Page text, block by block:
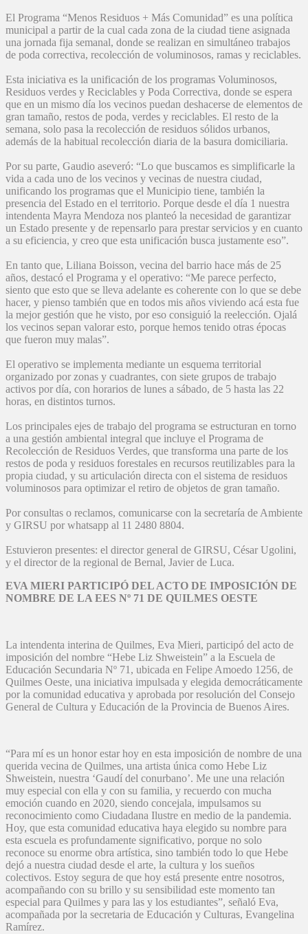
El Programa “Menos Residuos + Más Comunidad” es una política
municipal a partir de la cual cada zona de la ciudad tiene asignada
una jornada fija semanal, donde se realizan en simultáneo trabajos
de poda correctiva, recolección de voluminosos, ramas y reciclables.
Esta iniciativa es la unificación de los programas Voluminosos,
Residuos verdes y Reciclables y Poda Correctiva, donde se espera
que en un mismo día los vecinos puedan deshacerse de elementos de
gran tamaño, restos de poda, verdes y reciclables. El resto de la
semana, solo pasa la recolección de residuos sólidos urbanos,
además de la habitual recolección diaria de la basura domiciliaria.
Por su parte, Gaudio aseveró: “Lo que buscamos es simplificarle la
vida a cada uno de los vecinos y vecinas de nuestra ciudad,
unificando los programas que el Municipio tiene, también la
presencia del Estado en el territorio. Porque desde el día 1 nuestra
intendenta Mayra Mendoza nos planteó la necesidad de garantizar
un Estado presente y de repensarlo para prestar servicios y en cuanto
a su eficiencia, y creo que esta unificación busca justamente eso”.
En tanto que, Liliana Boisson, vecina del barrio hace más de 25
años, destacó el Programa y el operativo: “Me parece perfecto,
siento que esto que se lleva adelante es coherente con lo que se debe
hacer, y pienso también que en todos mis años viviendo acá esta fue
la mejor gestión que he visto, por eso consiguió la reelección. Ojalá
los vecinos sepan valorar esto, porque hemos tenido otras épocas
que fueron muy malas”.
El operativo se implementa mediante un esquema territorial
organizado por zonas y cuadrantes, con siete grupos de trabajo
activos por día, con horarios de lunes a sábado, de 5 hasta las 22
horas, en distintos turnos.
Los principales ejes de trabajo del programa se estructuran en torno
a una gestión ambiental integral que incluye el Programa de
Recolección de Residuos Verdes, que transforma una parte de los
restos de poda y residuos forestales en recursos reutilizables para la
propia ciudad, y su articulación directa con el sistema de residuos
voluminosos para optimizar el retiro de objetos de gran tamaño.
Por consultas o reclamos, comunicarse con la secretaría de Ambiente
y GIRSU por whatsapp al 11 2480 8804.
Estuvieron presentes: el director general de GIRSU, César Ugolini,
y el director de la regional de Bernal, Javier de Luca.
EVA MIERI PARTICIPÓ DEL ACTO DE IMPOSICIÓN DE
NOMBRE DE LA EES Nº 71 DE QUILMES OESTE
La intendenta interina de Quilmes, Eva Mieri, participó del acto de
imposición del nombre “Hebe Liz Shweistein” a la Escuela de
Educación Secundaria Nº 71, ubicada en Felipe Amoedo 1256, de
Quilmes Oeste, una iniciativa impulsada y elegida democráticamente
por la comunidad educativa y aprobada por resolución del Consejo
General de Cultura y Educación de la Provincia de Buenos Aires.
“Para mí es un honor estar hoy en esta imposición de nombre de una
querida vecina de Quilmes, una artista única como Hebe Liz
Shweistein, nuestra ‘Gaudí del conurbano’. Me une una relación
muy especial con ella y con su familia, y recuerdo con mucha
emoción cuando en 2020, siendo concejala, impulsamos su
reconocimiento como Ciudadana Ilustre en medio de la pandemia.
Hoy, que esta comunidad educativa haya elegido su nombre para
esta escuela es profundamente significativo, porque no solo
reconoce su enorme obra artística, sino también todo lo que Hebe
dejó a nuestra ciudad desde el arte, la cultura y los sueños
colectivos. Estoy segura de que hoy está presente entre nosotros,
acompañando con su brillo y su sensibilidad este momento tan
especial para Quilmes y para las y los estudiantes”, señaló Eva,
acompañada por la secretaria de Educación y Culturas, Evangelina
Ramírez.